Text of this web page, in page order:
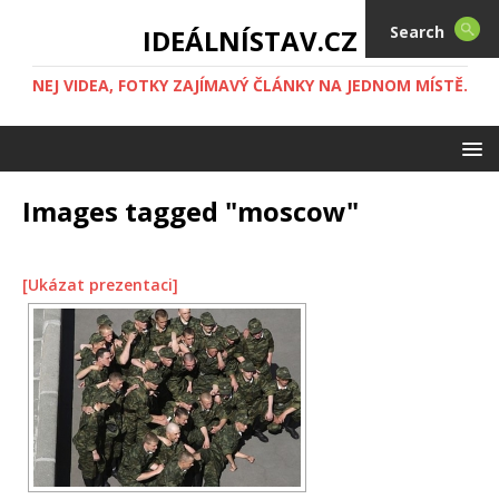
IDEÁLNÍSTAV.CZ
NEJ VIDEA, FOTKY ZAJÍMAVÝ ČLÁNKY NA JEDNOM MÍSTĚ.
Images tagged "moscow"
[Ukázat prezentaci]
Search